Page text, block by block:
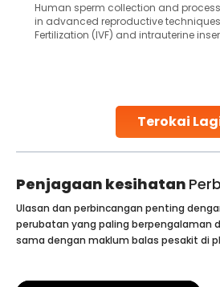
Terokai
Human sperm collection and
in advanced reproductive techniques
Fertilization (IVF) and intrauterine
collected, they process the
Penjagaan kesihatan
Ulasan dan perbincangan penting
perubatan yang paling berpengalaman
sama dengan maklum balas pesakit di